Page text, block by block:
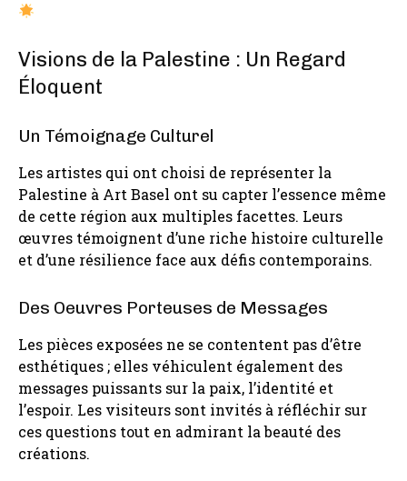
Visions de la Palestine : Un Regard
Éloquent
Un Témoignage Culturel
Les artistes qui ont choisi de représenter la
Palestine à Art Basel ont su capter l’essence même
de cette région aux multiples facettes. Leurs
œuvres témoignent d’une riche histoire culturelle
et d’une résilience face aux défis contemporains.
Des Oeuvres Porteuses de Messages
Les pièces exposées ne se contentent pas d’être
esthétiques ; elles véhiculent également des
messages puissants sur la paix, l’identité et
l’espoir. Les visiteurs sont invités à réfléchir sur
ces questions tout en admirant la beauté des
créations.